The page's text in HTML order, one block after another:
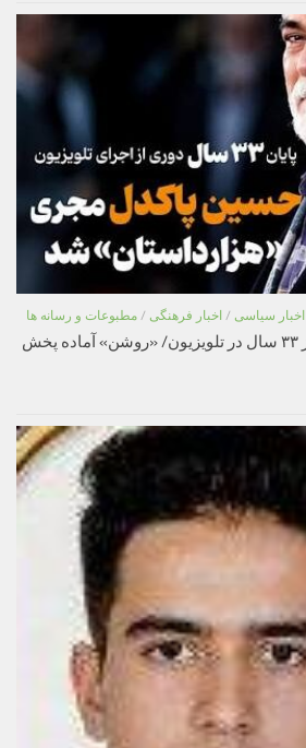
اخبار سیاسی / اخبار فرهنگی / مطبوعات و رسانه ها
اجرای حسین پاکدل پس از ۳۳ سال در تلویزیون/ «روشن» آماده پخش